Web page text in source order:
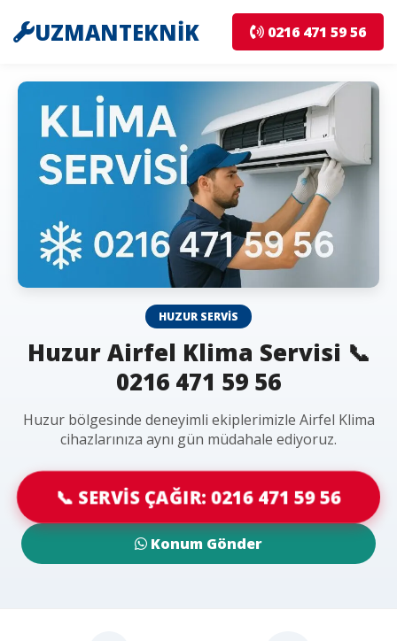
UZMANTEKNİK 0216 471 59 56
HUZUR SERVIS
Huzur Airfel Klima Servisi 📞
0216 471 59 56
Huzur bölgesinde deneyimli ekiplerimizle Airfel Klima
cihazlarınıza aynı gün müdahale ediyoruz.
📞 SERVİS ÇAĞIR: 0216 471 59 56
Konum Gönder